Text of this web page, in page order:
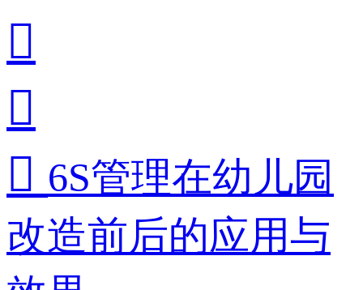


 6S管理在幼儿园
改造前后的应用与